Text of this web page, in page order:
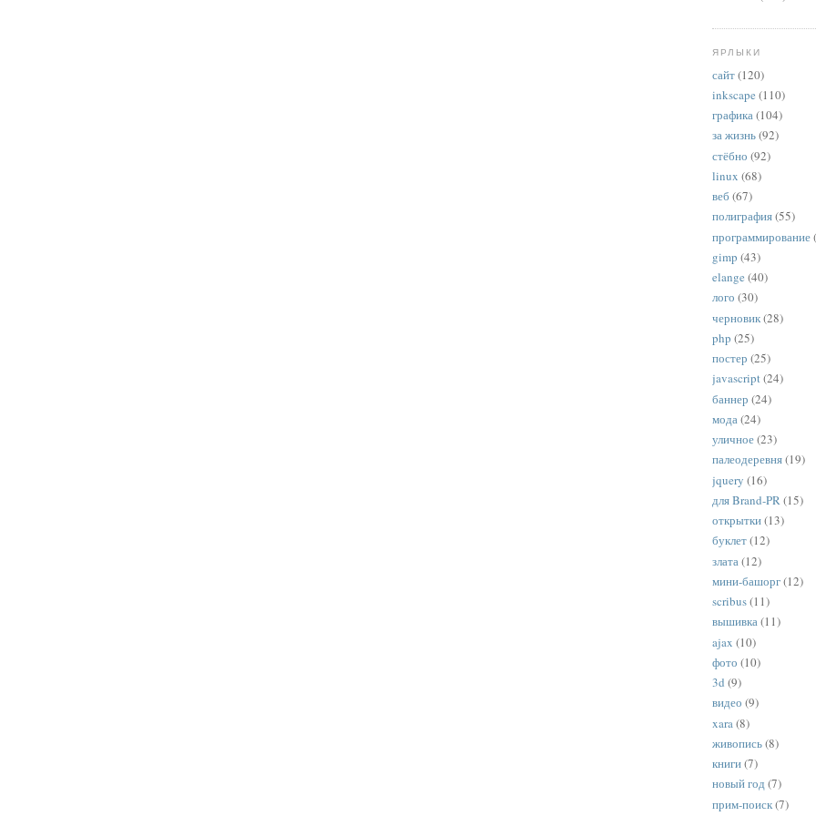
ЯРЛЫКИ
сайт(120)
inkscape (110)
графика(104)
за жизнь(92)
стёбно (92)
linux (68)
веб (67)
полиграфия(55)
программирование
gimp (43)
elange (40)
лого (30)
черновик(28)
php (25)
постер (25)
javascript(24)
баннер (24)
мода(24)
уличное(23)
палеодеревня(19)
jquery (16)
для Brand-PR(15)
открытки(13)
буклет(12)
злата(12)
мини-башорг(12)
scribus(11)
вышивка(11)
ajax (10)
фото (10)
3d (9)
видео (9)
xara(8)
живопись(8)
книги(7)
новый год (7)
прим-поиск(7)